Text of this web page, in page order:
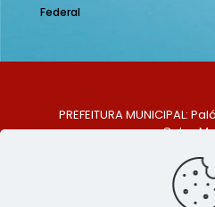
Federal
PREFEITURA MUNICIPAL:
Celso
Centro, São Bento do Una
TELEFONE:
E-MAIL: